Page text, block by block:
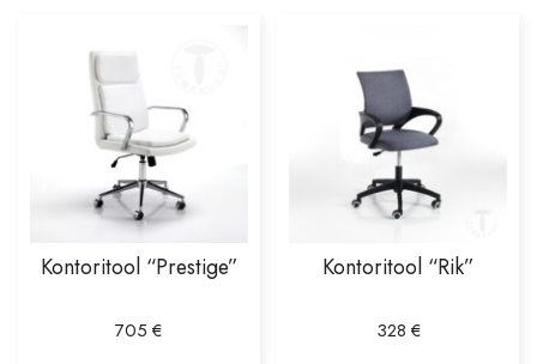
Kontoritool “Prestige”
705€
Kontoritool “Rik”
328 €